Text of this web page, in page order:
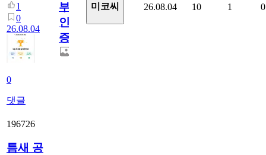
1
0
26.08.04
0
댓글
부
인
증
미코씨 26.08.04 10 1 0
196726
틈새 공